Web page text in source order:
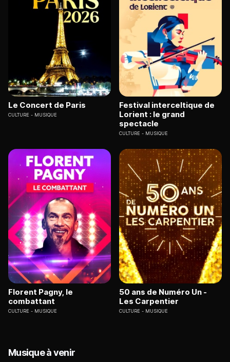
Le Concert de Paris
CULTURE MUSIQUE
Festival interceltique de
Lorient : le grand
spectacle
CULTURE MUSIQUE
Florent Pagny, le
combattant
CULTURE MUSIQUE
50 ans de Numéro Un -
Les Carpentier
CULTURE MUSIQUE
Musique à venir